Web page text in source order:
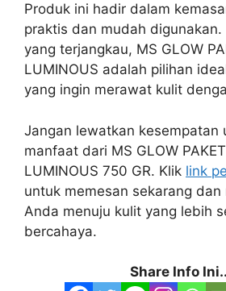
Produk ini hadir dalam
praktis dan mudah digunakan.
yang terjangkau, MS GLOW
LUMINOUS adalah pilihan
yang ingin merawat kulit
Jangan lewatkan kesempatan
manfaat dari MS GLOW
LUMINOUS 750 GR. Klik link
untuk memesan sekarang dan
Anda menuju kulit yang lebih
bercahaya.
Share Info